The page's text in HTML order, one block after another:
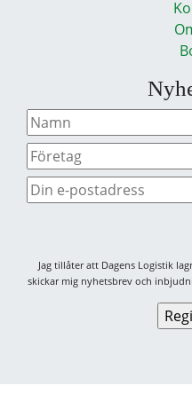
Jag tillåter att Dagens Logistik
skickar mig nyhetsbrev och